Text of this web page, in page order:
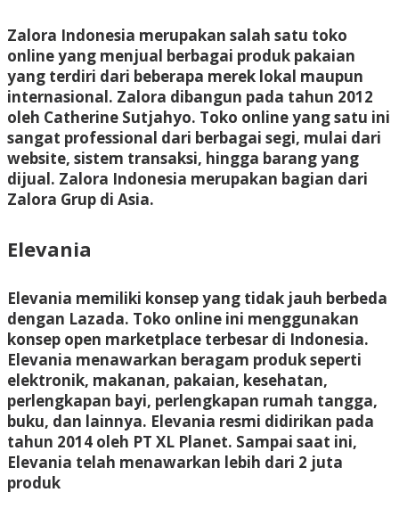
Zalora Indonesia merupakan salah satu toko
online yang menjual berbagai produk pakaian
yang terdiri dari beberapa merek lokal maupun
internasional. Zalora dibangun pada tahun 2012
oleh Catherine Sutjahyo. Toko online yang satu ini
sangat professional dari berbagai segi, mulai dari
website, sistem transaksi, hingga barang yang
dijual. Zalora Indonesia merupakan bagian dari
Zalora Grup di Asia.
Elevania
Elevania memiliki konsep yang tidak jauh berbeda
dengan Lazada. Toko online ini menggunakan
konsep open marketplace terbesar di Indonesia.
Elevania menawarkan beragam produk seperti
elektronik, makanan, pakaian, kesehatan,
perlengkapan bayi, perlengkapan rumah tangga,
buku, dan lainnya. Elevania resmi didirikan pada
tahun 2014 oleh PT XL Planet. Sampai saat ini,
Elevania telah menawarkan lebih dari 2 juta
produk